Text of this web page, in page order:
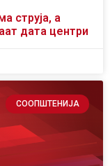
струја, а
дата центри
СООПШТЕНИЈА